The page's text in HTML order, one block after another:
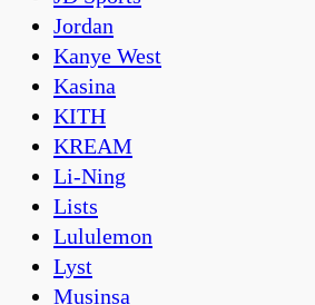
Jordan
Kanye West
Kasina
KITH
KREAM
Li-Ning
Lists
Lululemon
Lyst
Musinsa